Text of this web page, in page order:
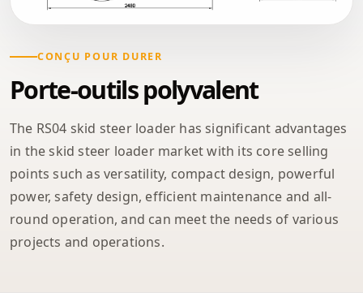
CONÇU POUR DURER
Porte-outils polyvalent
The RS04 skid steer loader has significant advantages
in the skid steer loader market with its core selling
points such as versatility, compact design, powerful
power, safety design, efficient maintenance and all-
round operation, and can meet the needs of various
projects and operations.